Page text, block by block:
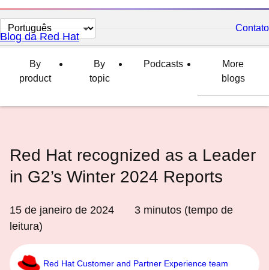
Selecionar
idioma
Contato
Blog da Red Hat
By
product
By
topic
Podcasts
More
blogs
Red Hat recognized as a Leader
in G2’s Winter 2024 Reports
15 de janeiro de 2024 3 minutos (tempo de
leitura)
Red Hat Customer and Partner Experience team